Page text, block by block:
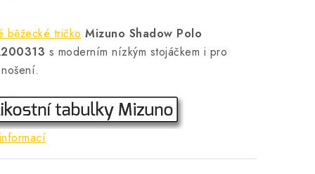
běžecké tričko Mizuno Shadow Polo
s moderním nízkým stojáčkem i pro